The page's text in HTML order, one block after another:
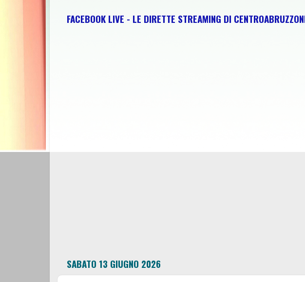
FACEBOOK LIVE - LE DIRETTE STREAMING DI
SABATO 13 GIUGNO 2026